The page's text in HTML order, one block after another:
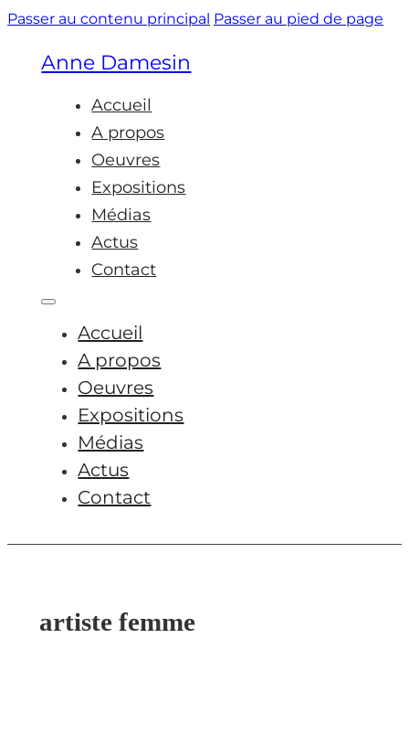
Passer au contenu principal Passer au pied de page
Anne Damesin
Accueil
A propos
Oeuvres
Expositions
Médias
Actus
Contact
Accueil
A propos
Oeuvres
Expositions
Médias
Actus
Contact
artiste femme